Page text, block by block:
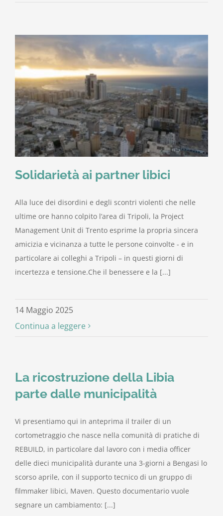
Solidarietà ai partner libici
Alla luce dei disordini e degli scontri violenti che nelle
ultime ore hanno colpito l’area di Tripoli, la Project
Management Unit di Trento esprime la propria sincera
amicizia e vicinanza a tutte le persone coinvolte - e in
particolare ai colleghi a Tripoli – in questi giorni di
incertezza e tensione.Che il benessere e la [...]
14 Maggio 2025
Continua a leggere
La ricostruzione della Libia
parte dalle municipalità
Vi presentiamo qui in anteprima il trailer di un
cortometraggio che nasce nella comunità di pratiche di
REBUILD, in particolare dal lavoro con i media officer
delle dieci municipalità durante una 3-giorni a Bengasi lo
scorso aprile, con il supporto tecnico di un gruppo di
filmmaker libici, Maven. Questo documentario vuole
segnare un cambiamento: [...]